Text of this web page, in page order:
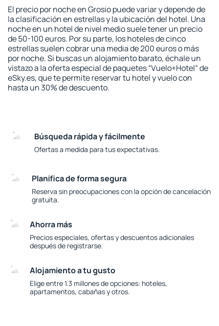
El precio por noche en Grosio puede variar y depende de
la clasificación en estrellas y la ubicación del hotel. Una
noche en un hotel de nivel medio suele tener un precio
de 50-100 euros. Por su parte, los hoteles de cinco
estrellas suelen cobrar una media de 200 euros o más
por noche. Si buscas un alojamiento barato, échale un
vistazo a la oferta especial de paquetes “Vuelo+Hotel“ de
eSky.es, que te permite reservar tu hotel y vuelo con
hasta un 30% de descuento.
Búsqueda rápida y fácilmente
Ofertas a medida para tus expectativas.
Planifica de forma segura
Reserva sin preocupaciones con la opción de cancelación
gratuita.
Ahorra más
Precios especiales, ofertas y descuentos adicionales
después de registrarse.
Alojamiento a tu gusto
Elige entre 1.3 millones de opciones: hoteles,
apartamentos, cabañas y otros.